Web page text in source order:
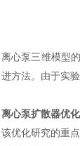
离心泵三维模型
进方法。由于实
离心泵扩散器优化
该优化研究的重